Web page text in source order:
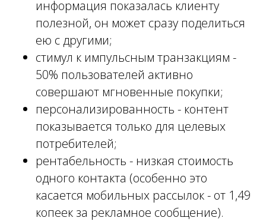
информация показалась клиенту
полезной, он может сразу поделиться
ею с другими;
стимул к импульсным транзакциям -
50% пользователей активно
совершают мгновенные покупки;
персонализированность - контент
показывается только для целевых
потребителей;
рентабельность - низкая стоимость
одного контакта (особенно это
касается мобильных рассылок - от 1,49
копеек за рекламное сообщение).